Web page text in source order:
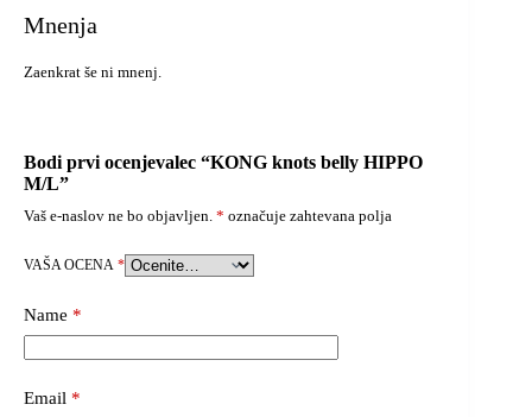
Mnenja
Zaenkrat še ni mnenj.
Bodi prvi ocenjevalec “KONG knots belly HIPPO
M/L”
Vaš e-naslov ne bo objavljen. * označuje zahtevana polja
VAŠA OCENA *
Name *
Email *